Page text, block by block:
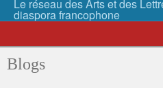
Blogs